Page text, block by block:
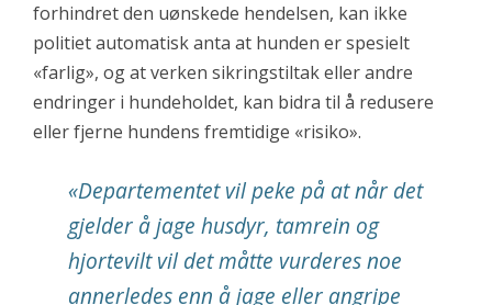
forhindret den uønskede hendelsen, kan ikke
politiet automatisk anta at hunden er spesielt
«farlig», og at verken sikringstiltak eller andre
endringer i hundeholdet, kan bidra til å redusere
eller fjerne hundens fremtidige «risiko».
«Departementet vil peke på at når det
gjelder å jage husdyr, tamrein og
hjortevilt vil det måtte vurderes noe
annerledes enn å jage eller angripe